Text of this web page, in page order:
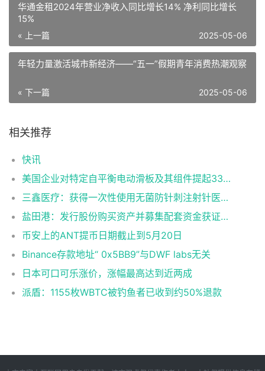
华通金租2024年营业净收入同比增长14% 净利同比增长
15%
« 上一篇 2025-05-06
年轻力量激活城市新经济——“五一”假期青年消费热潮观察
« 下一篇 2025-05-06
相关推荐
快讯
美国企业对特定自平衡电动滑板及其组件提起337调查申请
三鑫医疗：获得一次性使用无菌防针刺注射针医疗器械注册证
盐田港：发行股份购买资产并募集配套资金获证监会同意注册批复
币安上的ANT提币日期截止到5月20日
Binance存款地址“ 0x5BB9”与DWF labs无关
日本可口可乐涨价，涨幅最高达到近两成
派盾：1155枚WBTC被钓鱼者已收到约50%退款